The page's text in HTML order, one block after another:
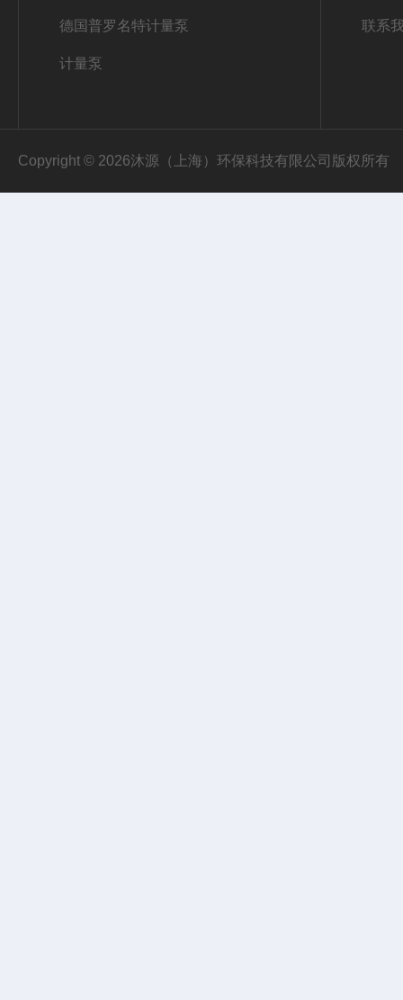
德国普罗名特计量泵
计量泵
联系
Copyright © 2026沐源（上海）环保科技有限公司版权所有